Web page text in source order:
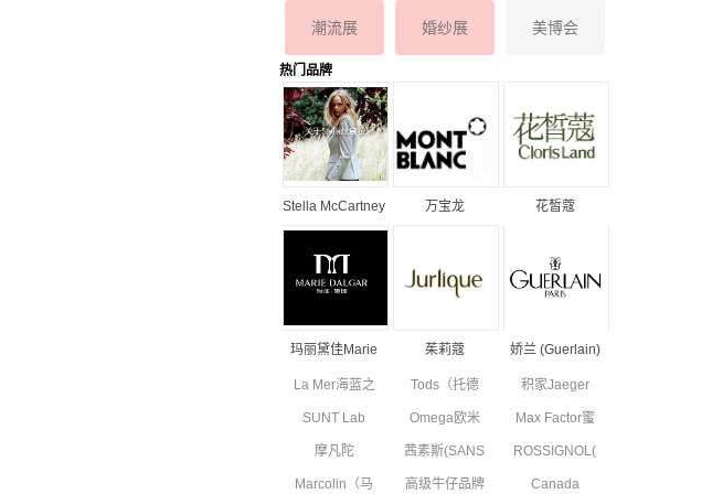
潮流展 婚纱展 美博会
热门品牌
Stella McCartney
丝黛拉•麦卡妮品
牌资料介绍
万宝龙
花皙蔻
玛丽黛佳Marie
简介
茱莉蔻
资料简介
娇兰 (Guerlain)
La Mer海蓝之
Tods（托德
斯）品牌资料
简介
积家Jaeger
Le Coultre品
牌资料简介
SUNT Lab
(SUN'T集团旗
下童装)全新
副线品牌资料
Omega欧米
茄品牌资料简
介
Max Factor蜜
摩凡陀
MOVADO品
茜素斯(SANS
SOUCIS)品牌
ROSSIGNOL(卢
Marcolin（马 高级牛仔品牌 Canada